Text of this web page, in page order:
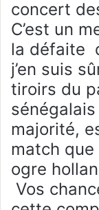
concert
C’est un
la défaite
j’en suis
tiroirs du
majorité,
match que
ogre
Vos